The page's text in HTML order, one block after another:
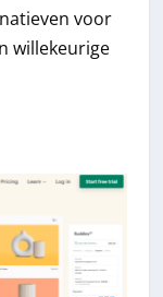
voor
willekeurige